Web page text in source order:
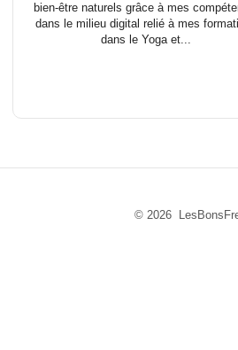
bien-être naturels grâce à mes
dans le milieu digital relié à mes
dans le Yoga et...
© 2026